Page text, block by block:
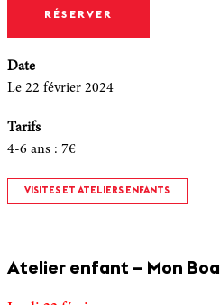
RÉSERVER
Date
Le 22 février 2024
Tarifs
4-6 ans : 7€
VISITES ET ATELIERS ENFANTS
Atelier enfant – Mon Boa